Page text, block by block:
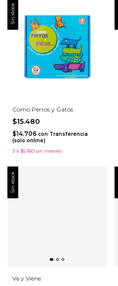
Sin stock
Como Perros y Gatos
$15.480
$14.706 con Transferencia
(solo online)
3 x $5.160 sin interés
Sin stock
Va y Viene